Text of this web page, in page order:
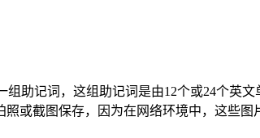
助记词，这组助记词是由12个或24个英
或截图保存，因为在网络环境中，这些图